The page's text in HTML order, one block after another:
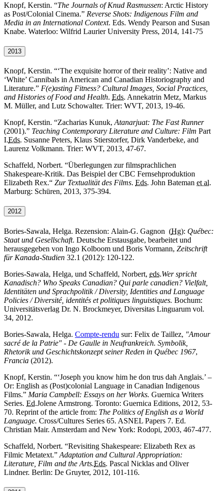
Knopf, Kerstin. “The Journals of Knud Rasmussen: Arctic History
as Post/Colonial Cinema.” Reverse Shots: Indigenous Film and
Media in an International Context. Eds. Wendy Pearson and Susan
Knabe. Waterloo: Wilfrid Laurier University Press, 2014, 141-75
2013
Knopf, Kerstin. “‘The exquisite horror of their reality’: Native and
‘White’ Cannibals in American and Canadian Historiography and
Literature.” F(e)asting Fitness? Cultural Images, Social Practices,
and Histories of Food and Health. Eds. Annekatrin Metz, Markus
M. Müller, and Lutz Schowalter. Trier: WVT, 2013, 19-46.
Knopf, Kerstin. “Zacharias Kunuk, Atanarjuat: The Fast Runner
(2001).” Teaching Contemporary Literature and Culture: Film Part
I.Eds. Susanne Peters, Klaus Stierstorfer, Dirk Vanderbeke, and
Laurenz Volkmann. Trier: WVT, 2013, 47-67.
Schaffeld, Norbert. “Überlegungen zur filmsprachlichen
Shakespeare-Kritik. Das Beispiel der CBC Fernsehproduktion
Elizabeth Rex.“ Zur Textualität des Films. Eds. John Bateman et al.
Marburg: Schüren, 2013, 375-394.
2012
Bories-Sawala, Helga. Rezension: Alain-G. Gagnon (Hg): Québec:
Staat und Gesellschaft. Deutsche Erstausgabe, bearbeitet und
herausgegeben von Ingo Kolboom und Boris Vormann, Zeitschrift
für Kanada-Studien 32.1 (2012): 120-122.
Bories-Sawala, Helga, und Schaffeld, Norbert, eds.Wer spricht
Kanadisch? Who Speaks Canadian? Qui parle canadien? Vielfalt,
Identitäten und Sprachpolitik /Diversity, Identities and Language
Policies / Diversité, identités et politiques linguistiques. Bochum:
Universitätsverlag Dr. N. Brockmeyer, Diversitas Linguarum vol.
34, 2012.
Bories-Sawala, Helga. Compte-rendu sur: Felix de Taillez, "Amour
sacré de la Patrie" - De Gaulle in Neufrankreich. Symbolik,
Rhetorik und Geschichtskonzept seiner Reden in Québec 1967,
Francia (2012).
Knopf, Kerstin. “‘Joseph you know him he don trus dah Anglais.’ –
Or: English as (Post)colonial Language in Canadian Indigenous
Films.” Maria Campbell: Essays on her Works. Guernica Writers
Series. Ed.Jolene Armstrong. Toronto: Guernica Editions, 2012, 53-
70. Reprint of the article from: The Politics of English as a World
Language. Cross/Cultures Series 65. ASNEL Papers 7. Ed.
Christian Mair. Amsterdam and New York: Rodopi, 2003, 467-477.
Schaffeld, Norbert. “Revisiting Shakespeare: Elizabeth Rex as
Filmic Metatext.” Adaptation and Cultural Appropriation:
Literature, Film and the Arts.Eds. Pascal Nicklas and Oliver
Lindner. Berlin: De Gruyter, 2012, 101-116.